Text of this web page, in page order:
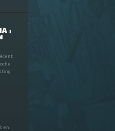
:
en